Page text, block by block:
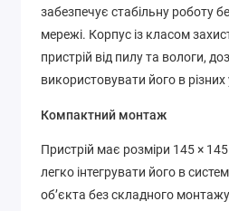
забезпечує стабільну роботу
мережі. Корпус із класом
пристрій від пилу та вологи,
використовувати його в
Компактний монтаж
Пристрій має розміри 145 ×
легко інтегрувати його в
об’єкта без складного